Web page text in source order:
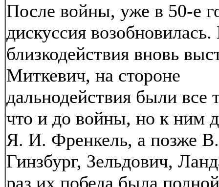
После войны, уже в 50-е
дискуссия
близкодействия вновь
Миткевич, на стороне
дальнодействия были все
что и до войны, но к ним
Я. И. Френкель, а позже
Гинзбург, Зельдович,
раз их победа была